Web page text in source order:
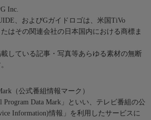
Inc.
、およびGガイドロゴは、米国TiVo
はその関連会社の日本国内における商標ま
している記事・写真等あらゆる素材の無断
（公式番組情報マーク）
Data Mark」といい、テレビ番組の公
Information)情報」を利用したサービスに